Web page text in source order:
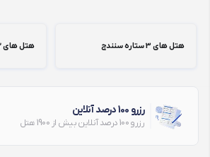
هتل های 3 ستاره سنندج هتل های 2 ستاره سنندج
رزرو 100 درصد آنلاین
رزرو 100 درصد آنلاین بیش از 1900 هتل